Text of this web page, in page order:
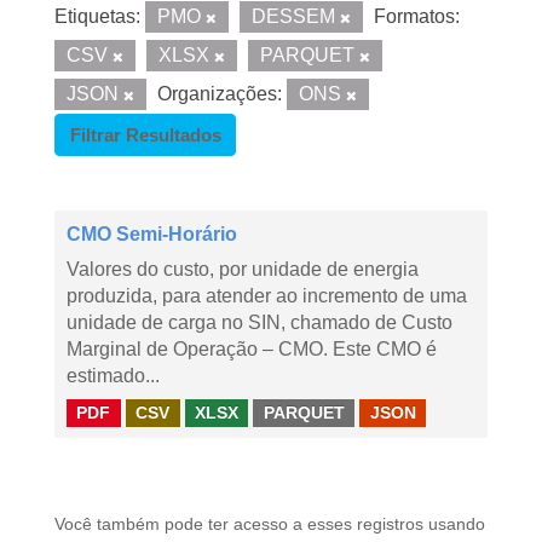
Etiquetas: PMO DESSEM
Formatos:
CSV
XLSX
PARQUET
JSON
Organizações:
ONS
Filtrar Resultados
CMO Semi-Horário
Valores do custo, por unidade de energia
produzida, para atender ao incremento de uma
unidade de carga no SIN, chamado de Custo
Marginal de Operação – CMO. Este CMO é
estimado...
PDF CSV XLSX PARQUET JSON
Você também pode ter acesso a esses registros usando